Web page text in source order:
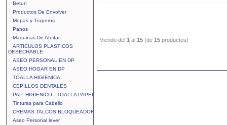
Betun
Productos De Envolver
Mopas y Traperos
Panos
Maquinas De Afeitar
ARTICULOS PLASTICOS
DESECHABLE
ASEO PERSONAL EN DP
ASEO HOGAR EN DP
TOALLA HIGIENICA
CEPILLOS DENTALES
PAP. HIGIENICO - TOALLA PAPEL
Tinturas para Cabello
CREMAS TALCOS BLOQUEADOR
Aseo Personal lever
Viendo del 1 al 15 (de 15 productos)